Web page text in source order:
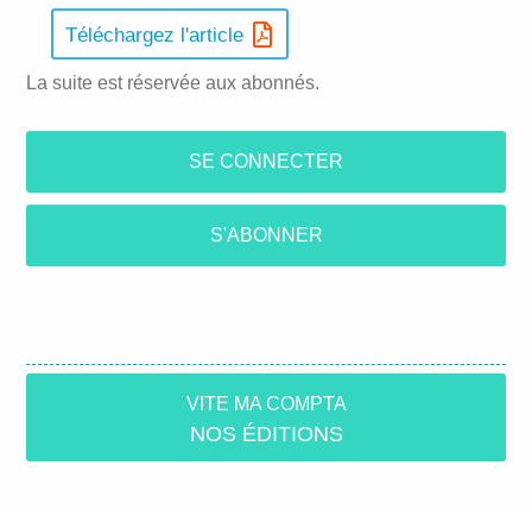
Téléchargez l'article
La suite est réservée aux abonnés.
SE CONNECTER
S'ABONNER
VITE MA COMPTA
NOS ÉDITIONS